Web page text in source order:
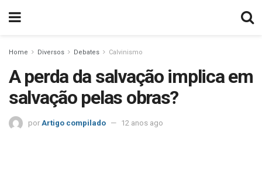
Home Diversos Debates Calvinismo
A perda da salvação implica em
salvação pelas obras?
por Artigo compilado 12 anos ago